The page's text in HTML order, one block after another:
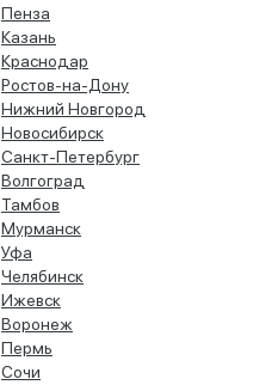
Пенза
Казань
Краснодар
Ростов-на-Дону
Нижний Новгород
Новосибирск
Санкт-Петербург
Волгоград
Тамбов
Мурманск
Уфа
Челябинск
Ижевск
Воронеж
Пермь
Сочи